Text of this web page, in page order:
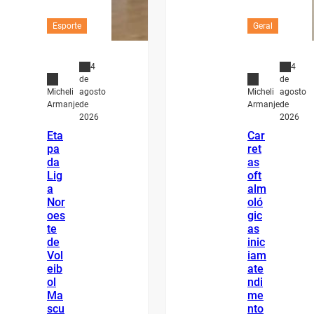
Esporte
Micheli
Armanje
4
de
agosto
de
2026
Eta
pa
da
Lig
a
Nor
oes
te
de
Vol
eib
ol
Ma
scu
Geral
Micheli
Armanje
4
de
agosto
de
2026
Car
ret
as
oft
alm
oló
gic
as
inic
iam
ate
ndi
me
nto